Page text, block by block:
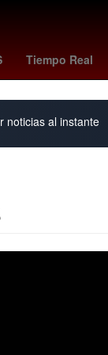
Tiempo Real
España
noticias al instante